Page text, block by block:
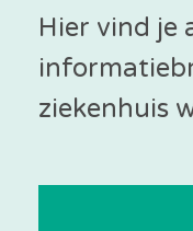
Hier vind je
ziekenhuis